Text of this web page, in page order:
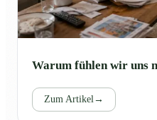
Warum fühlen wir uns
Zum Artikel →